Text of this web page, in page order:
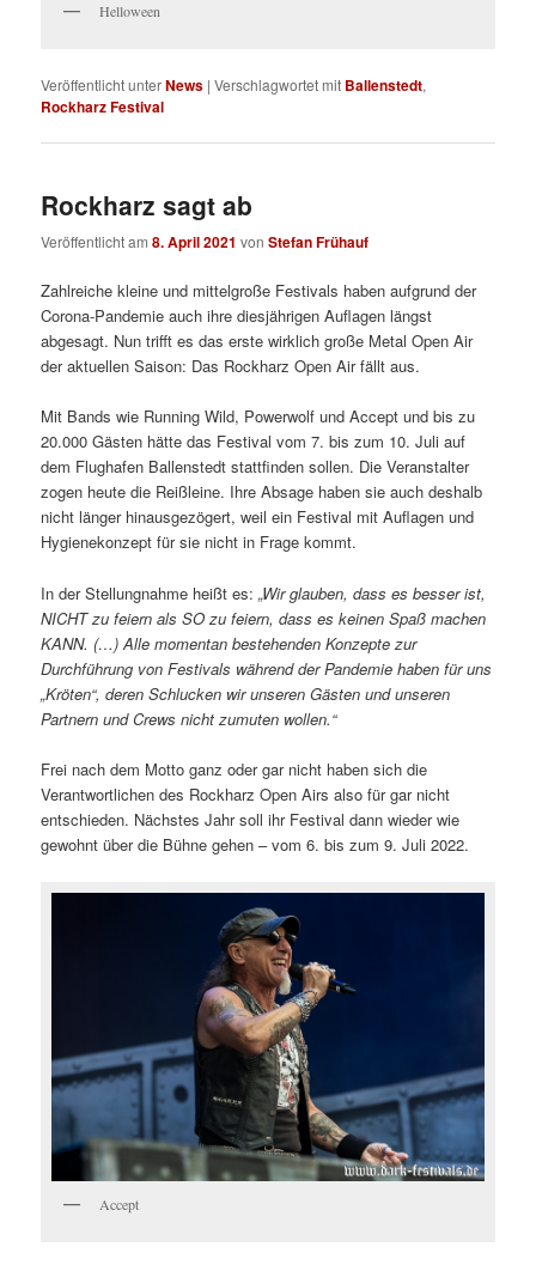
Helloween
Veröffentlicht unterNews |Verschlagwortet mit Ballenstedt,
Rockharz Festival
Rockharz sagt ab
Veröffentlicht am8. April 2021 vonStefan Frühauf
Zahlreiche kleine und mittelgroße Festivals haben aufgrund der
Corona-Pandemie auch ihre diesjährigen Auflagen längst
abgesagt. Nun trifft es das erste wirklich große Metal Open Air
der aktuellen Saison: Das Rockharz Open Air fällt aus.
Mit Bands wie Running Wild, Powerwolf und Accept und bis zu
20.000 Gästen hätte das Festival vom 7. bis zum 10. Juli auf
dem Flughafen Ballenstedt stattfinden sollen. Die Veranstalter
zogen heute die Reißleine. Ihre Absage haben sie auch deshalb
nicht länger hinausgezögert, weil ein Festival mit Auflagen und
Hygienekonzept für sie nicht in Frage kommt.
In der Stellungnahme heißt es:„Wir glauben, dass es besser ist,
NICHT zu feiern als SO zu feiern, dass es keinen Spaß machen
KANN. (…) Alle momentan bestehenden Konzepte zur
Durchführung von Festivals während der Pandemie haben für uns
„Kröten“, deren Schlucken wir unseren Gästen und unseren
Partnern und Crews nicht zumuten wollen.“
Frei nach dem Motto ganz oder gar nicht haben sich die
Verantwortlichen des Rockharz Open Airs also für gar nicht
entschieden. Nächstes Jahr soll ihr Festival dann wieder wie
gewohnt über die Bühne gehen – vom 6. bis zum 9. Juli 2022.
Accept